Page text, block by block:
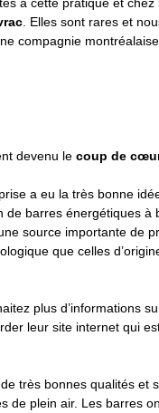
. Elles sont rares et
compagnie
devenu le coup de
a eu la très bonne
de barres énergétiques à
une source importante de
que celles
plus d’informations
leur site internet qui
très bonnes qualités et
de plein air. Les barres